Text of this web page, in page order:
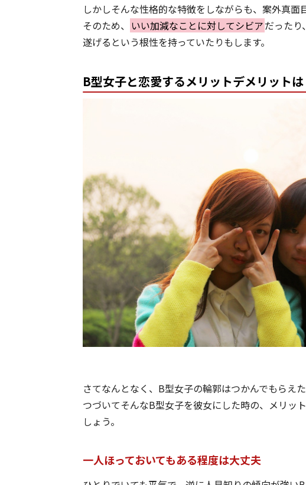
しかしそんな性格的な特徴をしながらも、案外真面
そのため、
いい加減なことに対してシビアだったり
遂げるという根性を持っていたりもします。
B型女子と恋愛するメリットデメリットは
さてなんとなく、B型女子の輪郭はつかんでもらえた
つづいてそんなB型女子を彼女にした時の、メリッ
しょう。
一人ほっておいてもある程度は大丈夫